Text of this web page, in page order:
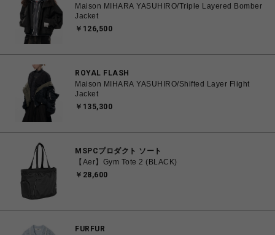
Maison MIHARA YASUHIRO/Triple Layered Bomber
Jacket
￥126,500
ROYAL FLASH
Maison MIHARA YASUHIRO/Shifted Layer Flight
Jacket
￥135,300
MSPCプロダクト ソート
【Aer】Gym Tote 2 (BLACK)
￥28,600
FURFUR